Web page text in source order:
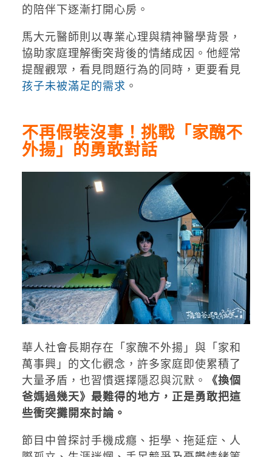
的陪伴下逐漸打開心房。
馬大元醫師則以專業心理與精神醫學背景，
協助家庭理解衝突背後的情緒成因。他經常
提醒觀眾，看見問題行為的同時，更要看見
孩子未被滿足的需求 。
不再假裝沒事！挑戰「家醜不
外揚」的勇敢對話
華人社會長期存在「家醜不外揚」與「家和
萬事興」的文化觀念，許多家庭即使累積了
大量矛盾，也習慣選擇隱忍與沉默。
《換個
爸媽過幾天》最難得的地方，正是勇敢把這
些衝突攤開來討論。
節目中曾探討手機成癮、拒學、拖延症、人